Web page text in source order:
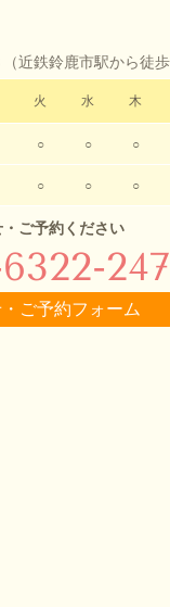
近鉄鈴鹿市駅から徒歩
火 水 木
○ ○ ○
○ ○ ○
ご予約ください
ご予約フォーム